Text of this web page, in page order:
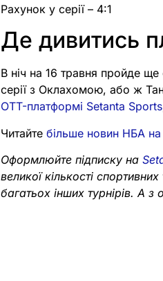
Рахунок у серії – 4:1
Де дивитись
В ніч на 16 травня пройде
серії з Оклахомою, або ж
OTT-платформі Setanta Sports
Читайтебільше новин НБА
Оформлюйте підписку на
великої кількості
багатьох інших турнірів. А